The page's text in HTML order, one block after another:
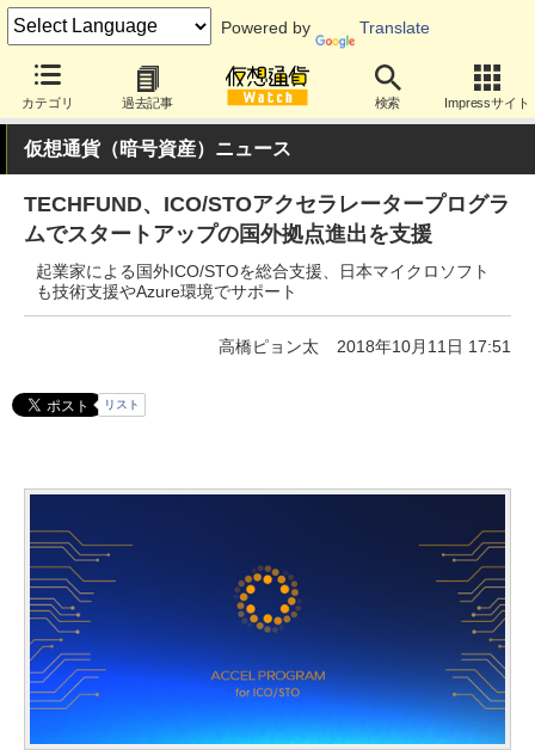
Powered by Translate
カテゴリ 過去記事 検索 Impressサイト
仮想通貨（暗号資産）ニュース
TECHFUND、ICO/STOアクセラレータープログラ
ムでスタートアップの国外拠点進出を支援
起業家による国外ICO/STOを総合支援、日本マイクロソフト
も技術支援やAzure環境でサポート
高橋ピョン太 2018年10月11日 17:51
リスト